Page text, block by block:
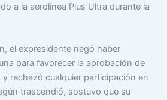
a la aerolínea Plus Ultra durante la
el expresidente negó haber
para favorecer la aprobación de
rechazó cualquier participación en
trascendió, sostuvo que su